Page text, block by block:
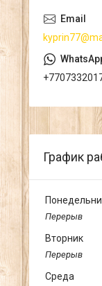
График
Вторник
Среда